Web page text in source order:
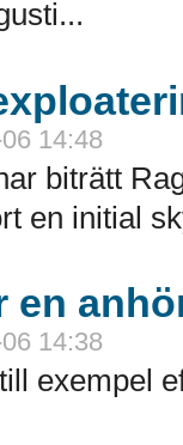
14:48
biträtt
en initial
en
14:38
exempel